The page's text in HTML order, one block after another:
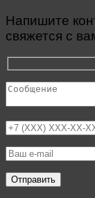
Напишите
свяжется с